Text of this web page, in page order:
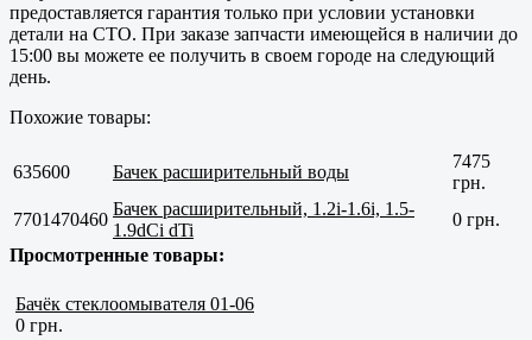
предоставляется гарантия только при условии установки
детали на СТО. При заказе запчасти имеющейся в наличии до
15:00 вы можете ее получить в своем городе на следующий
день.
Похожие товары:
635600 Бачек расширительный воды
7475
грн.
7701470460
Бачек раcширительный, 1.2i-1.6i, 1.5-
1.9dCi dTi
0 грн.
Просмотренные товары:
Бачёк стеклоомывателя 01-06
0 грн.